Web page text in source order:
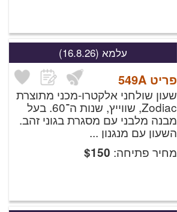
עלמא (16.8.26)
פריט 549A
שעון שולחני אלקטרו-מכני מתוצרת
Zodiac, שווייץ, שנות ה־60. בעל
מבנה מלבני עם מסגרת בגוני זהב.
השעון עם מנגנון ...
מחיר פתיחה:
$150